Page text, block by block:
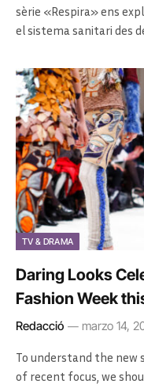
sèrie «Respira» ens
el sistema sanitari des
TV & DRAMA
Daring Looks
Fashion Week
Redacció marzo 14,
To understand the new
of recent focus, we